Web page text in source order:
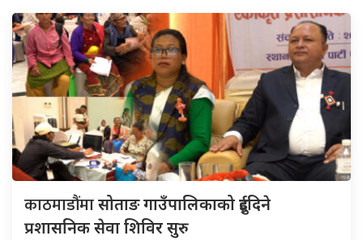
काठमाडौंमासोताङ गाउँपालिकाको दुईदिने
प्रशासनिक सेवा शिविर सुरु